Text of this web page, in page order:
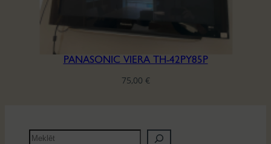
PANASONIC VIERA TH-42PY85P
75,00 €
M